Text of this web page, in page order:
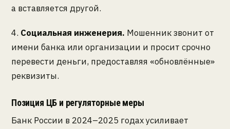
а вставляется другой.
4. Социальная инженерия. Мошенник звонит от
имени банка или организации и просит срочно
перевести деньги, предоставляя «обновлённые»
реквизиты.
Позиция ЦБ и регуляторные меры
Банк России в 2024–2025 годах усиливает